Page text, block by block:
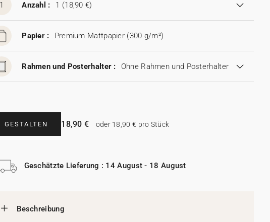
1 Anzahl : 1 (18,90 €)
Papier : Premium Mattpapier (300 g/m²)
Rahmen und Posterhalter : Ohne Rahmen und Posterhalter
GESTALTEN 18,90 € oder 18,90 € pro Stück
Geschätzte Lieferung : 14 August - 18 August
Beschreibung